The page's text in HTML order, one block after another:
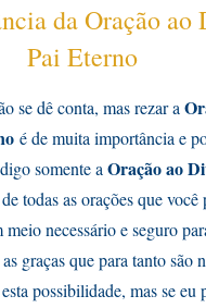
da Oração ao
Pai Eterno
se dê conta, mas rezar a
é de muita importância e
somente a Oraçãoao
todas as orações que você
necessário e seguro
graças que para tanto são
possibilidade, mas se eu